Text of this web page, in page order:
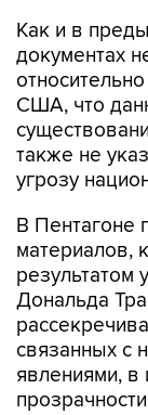
Как и в
документах
США, что
также не
угрозу
В Пентагоне
материалов,
результатом
Дональда
связанных с
явлениями, в